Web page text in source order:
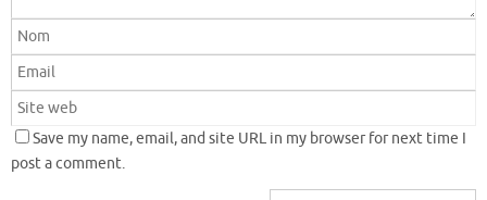
Save my name, email, and site URL in my browser for next time I
post a comment.